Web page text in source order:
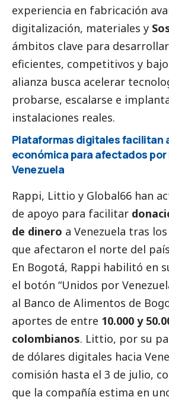
experiencia en fabricación
digitalización, materiales y
ámbitos clave para
eficientes, competitivos y
alianza busca acelerar
probarse, escalarse e
instalaciones reales.
Plataformas digitales facilitan
económica para afectados por
Venezuela
Rappi, Littio y Global66 han
de apoyo para facilitar
de dinero a Venezuela tras
que afectaron el norte del
En Bogotá, Rappi habilitó en
el botón “Unidos por
al Banco de Alimentos de
aportes de entre 10.000 y
colombianos. Littio, por su
de dólares digitales hacia
comisión hasta el 3 de julio,
que la compañía estima en